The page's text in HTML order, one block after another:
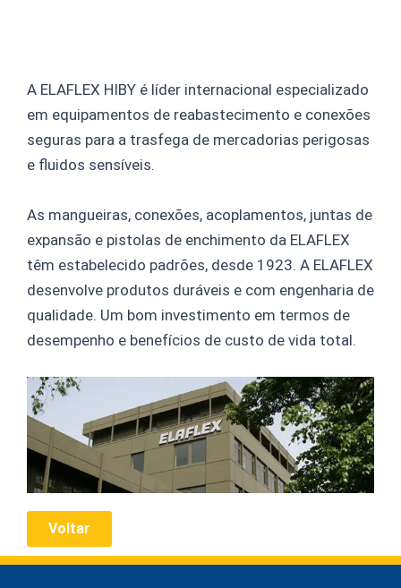
A ELAFLEX HIBY é líder internacional especializado
em equipamentos de reabastecimento e conexões
seguras para a trasfega de mercadorias perigosas
e fluidos sensíveis.
As mangueiras, conexões, acoplamentos, juntas de
expansão e pistolas de enchimento da ELAFLEX
têm estabelecido padrões, desde 1923. A ELAFLEX
desenvolve produtos duráveis e com engenharia de
qualidade. Um bom investimento em termos de
desempenho e benefícios de custo de vida total.
Voltar